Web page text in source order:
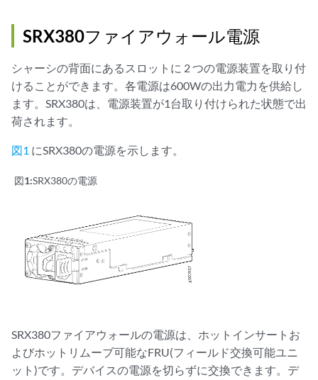
SRX380ファイアウォール電源
シャーシの背面にあるスロットに 2 つの電源装置を取り付
けることができます。各電源は600Wの出力電力を供給し
ます。SRX380は、電源装置が1台取り付けられた状態で出
荷されます。
図1 にSRX380の電源を示します。
図1:SRX380の電源
SRX380ファイアウォールの電源は、ホットインサートお
よびホットリムーブ可能なFRU(フィールド交換可能ユニ
ット)です。デバイスの電源を切らずに交換できます。デ